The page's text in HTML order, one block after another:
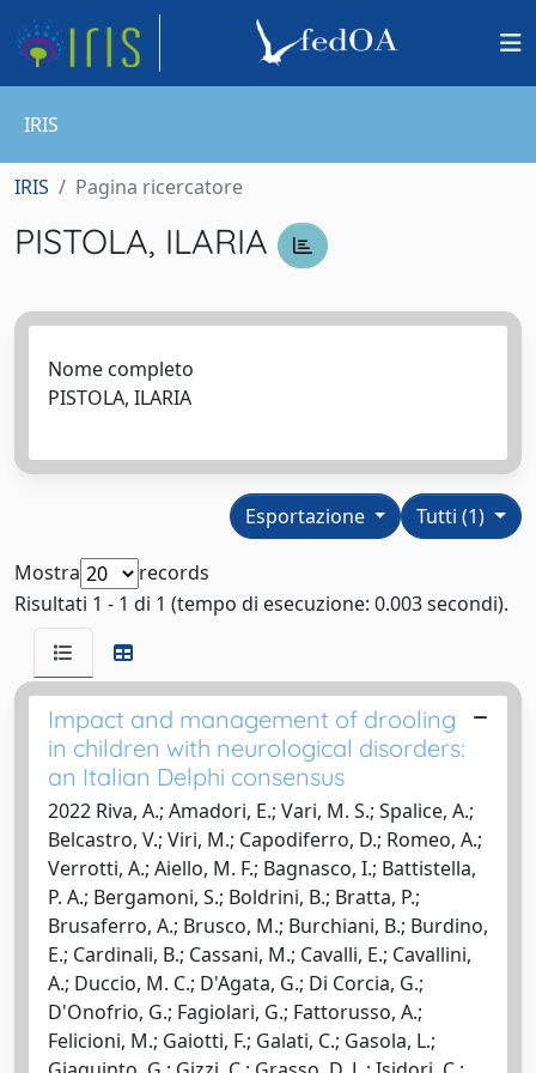
IRIS
IRIS Pagina ricercatore
PISTOLA, ILARIA
Nome completo
PISTOLA, ILARIA
Tutti (1)
Esportazione
Mostra
records
Risultati 1 - 1 di 1 (tempo di esecuzione: 0.003 secondi).
Impact and management of drooling
in children with neurological disorders:
an Italian Delphi consensus
2022 Riva, A.; Amadori, E.; Vari, M. S.; Spalice, A.;
Belcastro, V.; Viri, M.; Capodiferro, D.; Romeo, A.;
Verrotti, A.; Aiello, M. F.; Bagnasco, I.; Battistella,
P. A.; Bergamoni, S.; Boldrini, B.; Bratta, P.;
Brusaferro, A.; Brusco, M.; Burchiani, B.; Burdino,
E.; Cardinali, B.; Cassani, M.; Cavalli, E.; Cavallini,
A.; Duccio, M. C.; D'Agata, G.; Di Corcia, G.;
D'Onofrio, G.; Fagiolari, G.; Fattorusso, A.;
Felicioni, M.; Gaiotti, F.; Galati, C.; Gasola, L.;